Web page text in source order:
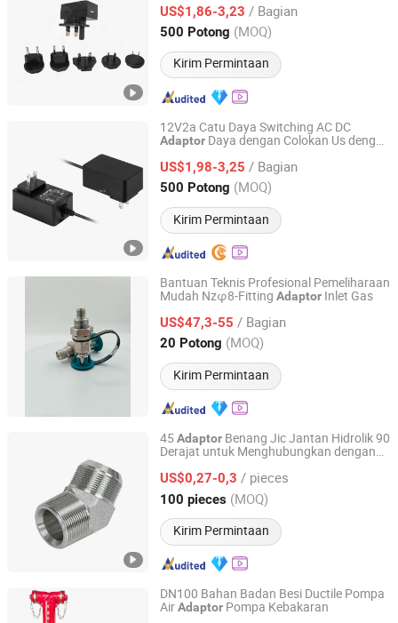
US$1,86-3,23 / Bagian
500 Potong (MOQ)
Kirim Permintaan
Guangdong, China Harga mulai 2024
12V2a Catu Daya Switching AC DC
Adaptor Daya dengan Colokan Us dengan
SAA, RoHS di Seluruh Dunia
US$1,98-3,25 / Bagian
500 Potong (MOQ)
Kirim Permintaan
SHENZHEN KEZHEN ELECTRONIC CO., LTD.
Guangdong, China Harga mulai 2014
Bantuan Teknis Profesional Pemeliharaan
Mudah Nzφ8-Fitting Adaptor Inlet Gas
US$47,3-55 / Bagian
20 Potong (MOQ)
Kirim Permintaan
Beijing Bolken Energy Technology Inc.
Beijing, China Harga mulai 2025
45Adaptor Benang Jic Jantan Hidrolik 90
Derajat untuk Menghubungkan dengan
US$0,27-0,3 / pieces
100 pieces (MOQ)
Kirim Permintaan
Zhuji Diankou Guowei Hydraulic Machinery Accessories
Zhejiang, China Harga mulai 2025
DN100 Bahan Badan Besi Ductile Pompa
AirAdaptor Pompa Kebakaran
Huhang Technology Group Co., Ltd.